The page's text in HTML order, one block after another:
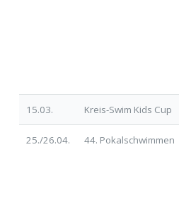
15.03. Kreis-Swim Kids Cup
25./26.04. 44. Pokalschwimmen